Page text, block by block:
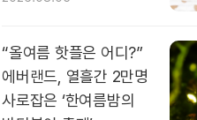
“올여름 핫플은 어디?”
에버랜드, 열흘간 2만명
사로잡은 ‘한여름밤의